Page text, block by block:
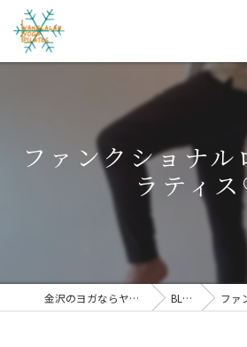
ファンクショナル
ラティ
金沢のヨガならヤンララ BLOG ファ